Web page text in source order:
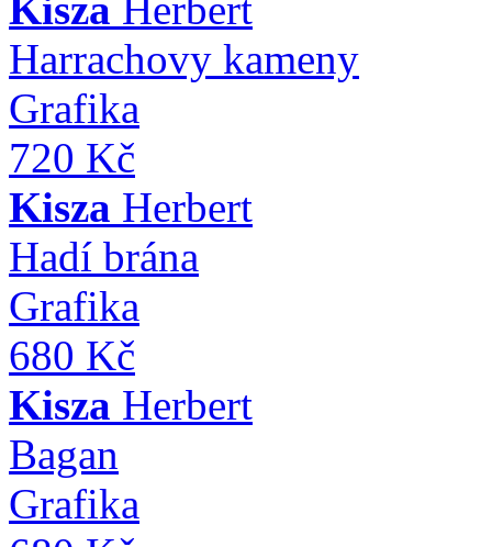
Harrachovy kameny
Grafika
720 Kč
Kisza Herbert
Hadí brána
Grafika
680 Kč
Kisza Herbert
Bagan
Grafika